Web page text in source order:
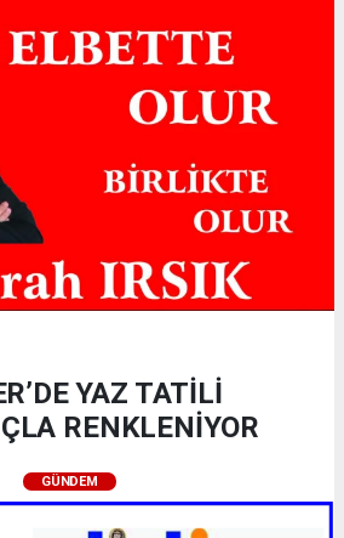
YAZ TATİLİ
RENKLENİYOR
GÜNDEM